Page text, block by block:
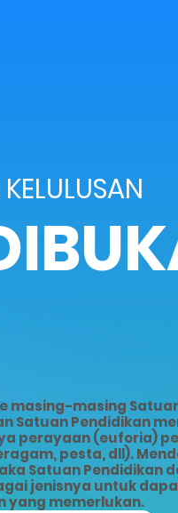
masing
Satuan Pendidikan
perayaan (euforia)
pesta, dll).
Satuan
jenisnya untuk
yang memerlukan.